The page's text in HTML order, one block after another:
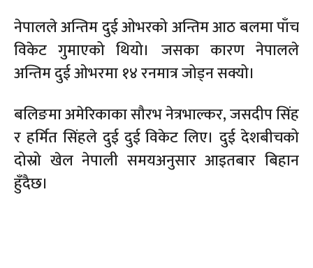
नेपालले अन्तिम दुई ओभरको अन्तिम आठ बलमा पाँच
विकेट गुमाएको थियो। जसका कारण नेपालले
अन्तिम दुई ओभरमा १४ रनमात्र जोड्न सक्यो।
बलिङमा अमेरिकाका सौरभ नेत्रभाल्कर, जसदीप सिंह
र हर्मित सिंहले दुई दुई विकेट लिए। दुई देशबीचको
दोस्रो खेल नेपाली समयअनुसार आइतबार बिहान
हुँदैछ।